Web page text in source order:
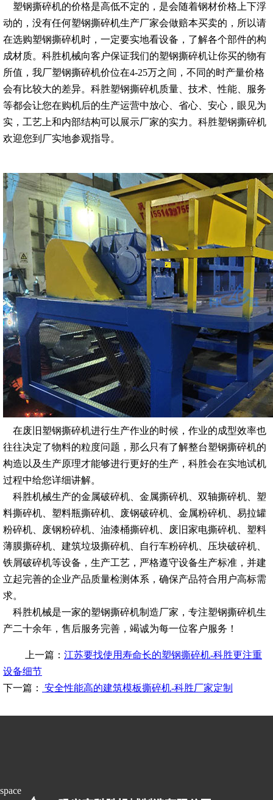
塑钢撕碎机的价格是高低不定的，是会随着钢材价格上下浮
动的，没有任何塑钢撕碎机生产厂家会做赔本买卖的，所以请
在选购塑钢撕碎机时，一定要实地看设备，了解各个部件的构
成材质。科胜机械向客户保证我们的塑钢撕碎机让你买的物有
所值，我厂塑钢撕碎机价位在4-25万之间，不同的时产量价格
会有比较大的差异。科胜塑钢撕碎机质量、技术、性能、服务
等都会让您在购机后的生产运营中放心、省心、安心，眼见为
实，工艺上和内部结构可以展示厂家的实力。科胜塑钢撕碎机
欢迎您到厂实地参观指导。
在废旧塑钢撕碎机进行生产作业的时候，作业的成型效率也
往往决定了物料的粒度问题，那么只有了解整台塑钢撕碎机的
构造以及生产原理才能够进行更好的生产，科胜会在实地试机
过程中给您详细讲解。
科胜机械生产的金属破碎机、金属撕碎机、双轴撕碎机、塑
料撕碎机、塑料瓶撕碎机、废钢破碎机、金属粉碎机、易拉罐
粉碎机、废钢粉碎机、油漆桶撕碎机、废旧家电撕碎机、塑料
薄膜撕碎机、建筑垃圾撕碎机、自行车粉碎机、压块破碎机、
铁屑破碎机等设备，生产工艺，严格遵守设备生产标准，并建
立起完善的企业产品质量检测体系，确保产品符合用户高标需
求。
科胜机械是一家的塑钢撕碎机制造厂家，专注塑钢撕碎机生
产二十余年，售后服务完善，竭诚为每一位客户服务！
上一篇： 江苏要找使用寿命长的塑钢撕碎机-科胜更注重
设备细节
下一篇：
安全性能高的建筑模板撕碎机-科胜厂家定制
space